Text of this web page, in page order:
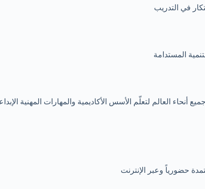
في التدريب
المستدامة
أنحاء العالم لتعلّم الأسس الأكاديمية والمهارات المهنية
حضورياً وعبر الإنترنت